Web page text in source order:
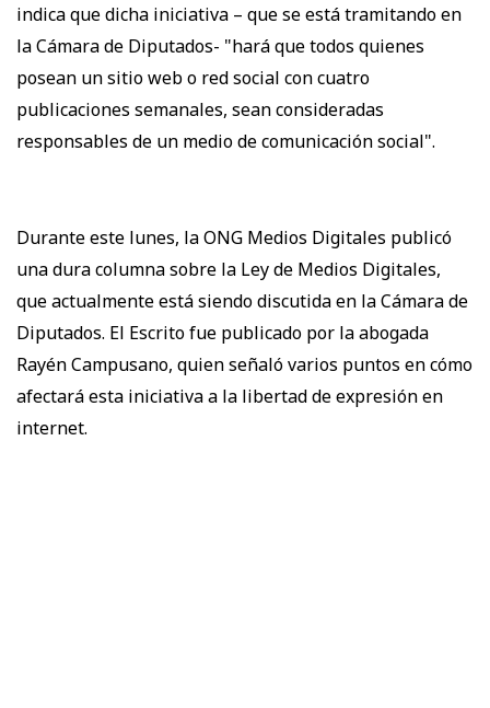
indica que dicha iniciativa – que se está tramitando en
la Cámara de Diputados- "hará que todos quienes
posean un sitio web o red social con cuatro
publicaciones semanales, sean consideradas
responsables de un medio de comunicación social".
Durante este lunes, la ONG Medios Digitales publicó
una dura columna sobre la Ley de Medios Digitales,
que actualmente está siendo discutida en la Cámara de
Diputados. El Escrito fue publicado por la abogada
Rayén Campusano, quien señaló varios puntos en cómo
afectará esta iniciativa a la libertad de expresión en
internet.